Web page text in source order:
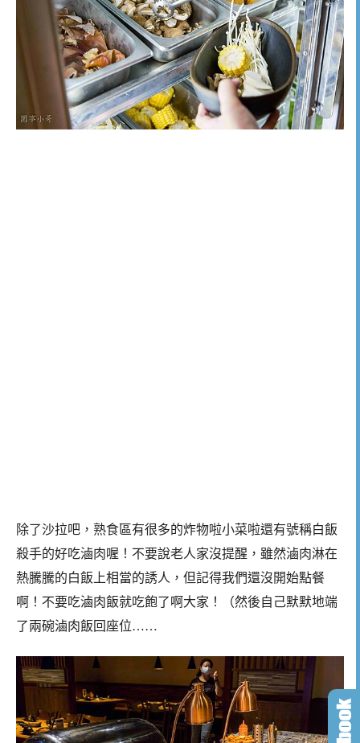
除了沙拉吧，熟食區有很多的炸物啦小菜啦還有號稱白飯
殺手的好吃滷肉喔！不要說老人家沒提醒，雖然滷肉淋在
熱騰騰的白飯上相當的誘人，但記得我們還沒開始點餐
啊！不要吃滷肉飯就吃飽了啊大家！（然後自己默默地端
了兩碗滷肉飯回座位……